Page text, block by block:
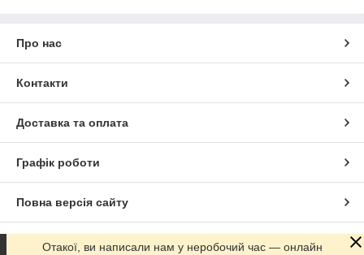
Про нас
Контакти
Доставка та оплата
Графік роботи
Повна версія сайту
Сайт створено на маркетплейсі Prom.ua
Отакої, ви написали нам у неробочий час — онлайн